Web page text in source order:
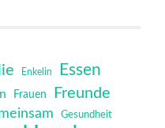
Enkelin Essen
Frauen Freunde
Gesundheit